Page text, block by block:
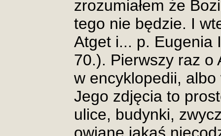
zrozumiałem że
tego nie będzie. I
Atget i... p. Eugenia
70.). Pierwszy raz o
w encyklopedii,
Jego zdjęcia to
ulice, budynki,